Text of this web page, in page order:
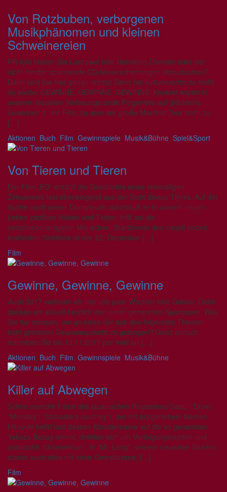
Von Rotzbuben, verborgenen
Musikphänomen und kleinen
Schweinereien
PR-Info Haben Sie Lust zwei tolle Heimkino-Themen oder vier
nicht minder spannende CD-Neuerscheinungen abzustauben?
Dann sind Sie hier genau richtig! Denn bei kulturkueche.de heißt
es wieder GEWINNE, GEWINNE, GEWINNE. Konkret wartet in
unserer aktuellen Verlosungsrunde Folgendes auf glückliche
Gewinner: 1. ein Film, zu dem der große Manfred Deix noch zu
[…]
Aktionen, Buch, Film, Gewinnspiele, Musik&Bühne, Spiel&Sport
Von Tieren und Tieren
Der Film „EO“ erzählt die Geschichte eines ehemaligen
Zirkusesels fast überwiegend aus der Sicht dieses Tieres. Auf der
Suche nach seiner Dompteurin durchläuft er in seinem neuen
Leben zahllose Höhen und Tiefen, trifft auf die
verschiedenartigsten Menschen. Starttermin des visuell betont
kraftvollen Streifens ist der 22. Dezember […]
Film
Gewinne, Gewinne, Gewinne
Auch 2017 verlosen wir hier alle paar Wochen tolle Gaben. Dafür
danken wir aktuell herzlich den unten genannten Sponsoren. Was
Sie tun müssen, um an eines der aus den folgenden Themen
bunt gemixten Gewinnerpakete zu gelangen? Ganz einfach:
schreiben Sie bis 13.11.2017 per mail an […]
Aktionen, Buch, Film, Gewinnspiele, Musik&Bühne
Killer auf Abwegen
Schon manche Filme des japanischen Regisseurs Sabu (“Drive”,
“Monday”, “Chasuke’s Journey”), der mit bürgerlichem Namen
Hiroyuki heißt und dessen Künstlername auf die so genannten
Yakuza Bezug nimmt, drehten sich um Verfolgungsjagden und
asiatische “Unterwelten”. In “Mr. Long”, seinem neuesten Streifen,
startet auch alles mit einer Gewaltszene. […]
Film